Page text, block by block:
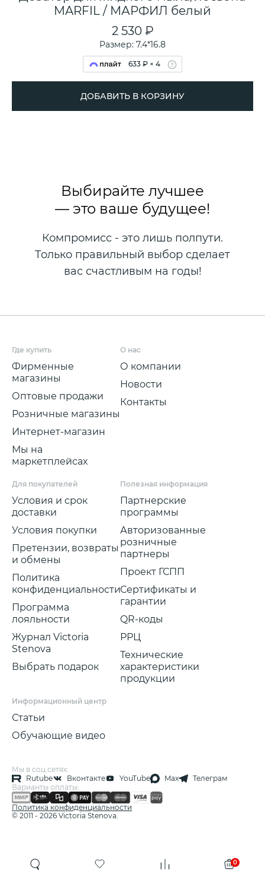
0
MARFIL / МАРФИЛ белый
2 530 ₽
Размер: 7.4*16.8
633 ₽ × 4
ДОБАВИТЬ В КОРЗИНУ
Выбирайте лучшее
— это ваше будущее!
Компромисс - это лишь полпути.
Только правильный выбор сделает
вас счастливым на годы!
Где купить
Фирменные
магазины
Оптовые продажи
Розничные магазины
Интернет-магазин
Мы на
маркетплейсах
О нас
О компании
Новости
Контакты
Для покупателей
Условия и срок
доставки
Условия покупки
Претензии, возвраты
и обмены
Политика
конфиденциальности
Программа
лояльности
Журнал Victoria
Stenova
Выбрать подарок
Полезная информация
Партнерские
программы
Авторизованные
розничные
партнеры
Проект ГСПП
Сертификаты и
гарантии
QR-коды
РРЦ
Технические
характеристики
продукции
Информационный центр
Статьи
Обучающие видео
© 2011 - 2026 Victoria Stenova.
Политика конфиденциальности
Мы в соц.сетях:
Rutube
Вконтакте YouTube Max
Телеграм
Варианты оплаты: